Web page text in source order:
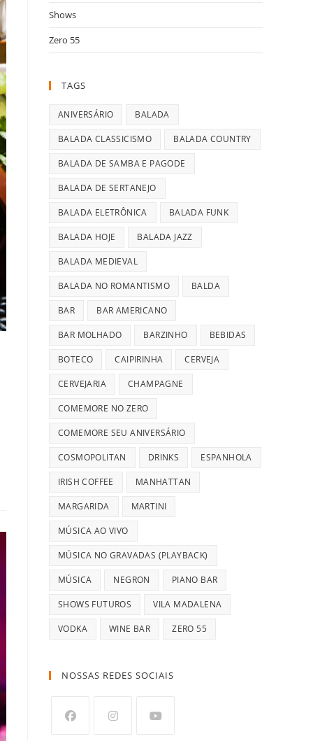
Shows
Zero 55
TAGS
ANIVERSÁRIO BALADA
BALADA CLASSICISMO BALADA COUNTRY
BALADA DE SAMBA E PAGODE
BALADA DE SERTANEJO
BALADA ELETRÔNICA BALADA FUNK
BALADA HOJE BALADA JAZZ
BALADA MEDIEVAL
BALADA NO ROMANTISMO BALDA
BAR BAR AMERICANO
BAR MOLHADO BARZINHO BEBIDAS
BOTECO CAIPIRINHA CERVEJA
CERVEJARIA CHAMPAGNE
COMEMORE NO ZERO
COMEMORE SEU ANIVERSÁRIO
COSMOPOLITAN DRINKS ESPANHOLA
IRISH COFFEE MANHATTAN
MARGARIDA MARTINI
MÚSICA AO VIVO
MÚSICA NO GRAVADAS (PLAYBACK)
MÚSICA NEGRON PIANO BAR
SHOWS FUTUROS VILA MADALENA
VODKA WINE BAR ZERO 55
NOSSAS REDES SOCIAIS